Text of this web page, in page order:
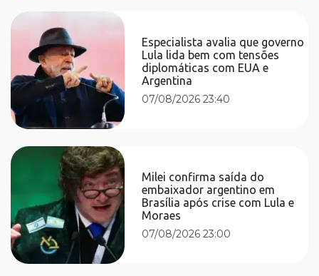
Especialista avalia que governo
Lula lida bem com tensões
diplomáticas com EUA e
Argentina
07/08/2026 23:40
Milei confirma saída do
embaixador argentino em
Brasília após crise com Lula e
Moraes
07/08/2026 23:00